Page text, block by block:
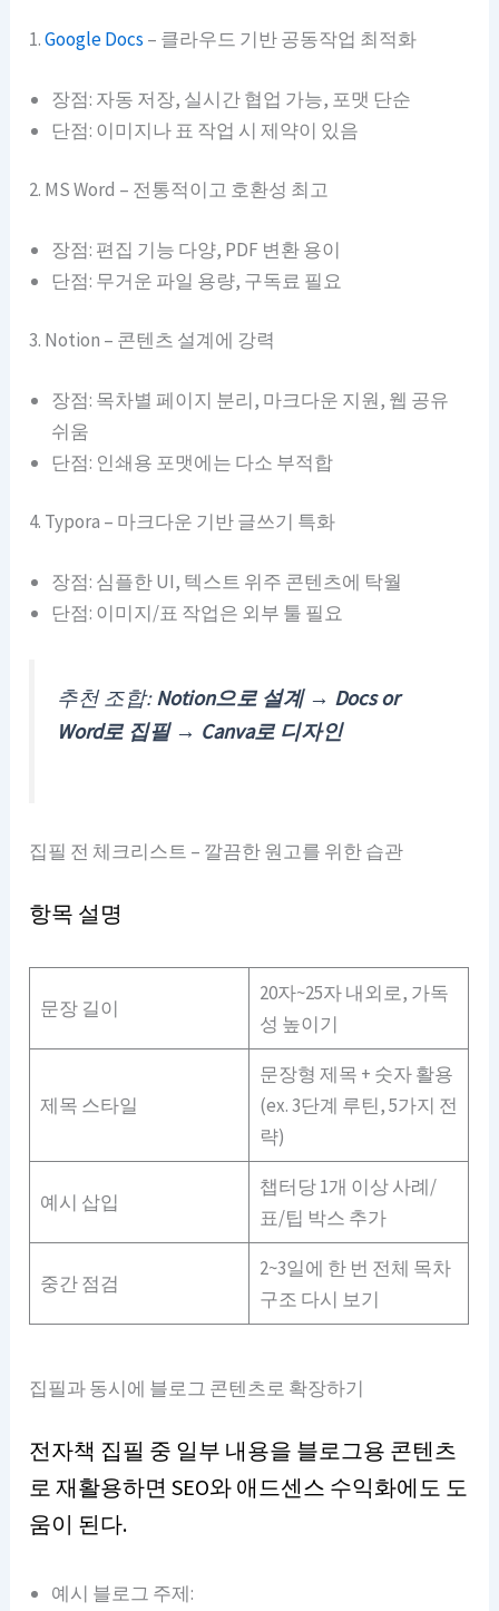
1.Google Docs – 클라우드 기반 공동작업 최적화
장점: 자동 저장, 실시간 협업 가능, 포맷 단순
단점: 이미지나 표 작업 시 제약이 있음
2. MS Word – 전통적이고 호환성 최고
장점: 편집 기능 다양, PDF 변환 용이
단점: 무거운 파일 용량, 구독료 필요
3. Notion – 콘텐츠 설계에 강력
장점: 목차별 페이지 분리, 마크다운 지원, 웹 공유
쉬움
단점: 인쇄용 포맷에는 다소 부적합
4. Typora – 마크다운 기반 글쓰기 특화
장점: 심플한 UI, 텍스트 위주 콘텐츠에 탁월
단점: 이미지/표 작업은 외부 툴 필요
추천 조합: Notion으로 설계 → Docs or
Word로 집필 → Canva로 디자인
집필 전 체크리스트 – 깔끔한 원고를 위한 습관
항목 설명
문장 길이
20자~25자 내외로, 가독
성 높이기
제목 스타일
문장형 제목 + 숫자 활용
(ex. 3단계 루틴, 5가지 전
략)
예시 삽입
챕터당 1개 이상 사례/
표/팁 박스 추가
중간 점검
2~3일에 한 번 전체 목차
구조 다시 보기
집필과 동시에 블로그 콘텐츠로 확장하기
전자책 집필 중 일부 내용을 블로그용 콘텐츠
로 재활용하면 SEO와 애드센스 수익화에도 도
움이 된다.
예시 블로그 주제: